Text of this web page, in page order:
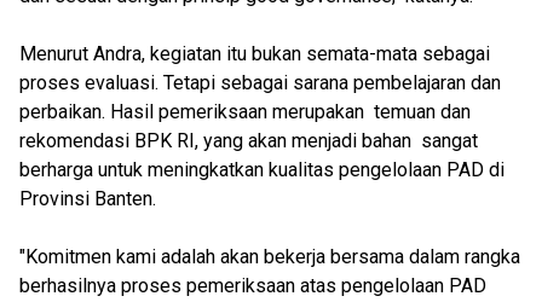
Menurut Andra, kegiatan itu bukan semata-mata sebagai
proses evaluasi. Tetapi sebagai sarana pembelajaran dan
perbaikan. Hasil pemeriksaan merupakan temuan dan
rekomendasi BPK RI, yang akan menjadi bahan sangat
berharga untuk meningkatkan kualitas pengelolaan PAD di
Provinsi Banten.
"Komitmen kami adalah akan bekerja bersama dalam rangka
berhasilnya proses pemeriksaan atas pengelolaan PAD